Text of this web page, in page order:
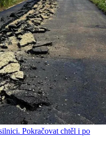
Pokračovat chtěl i po